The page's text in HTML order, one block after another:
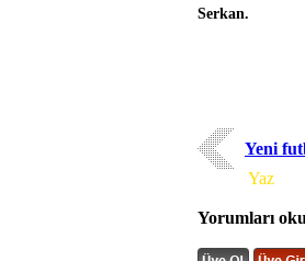
Serkan.
Yeni
Yaz
Yorumları